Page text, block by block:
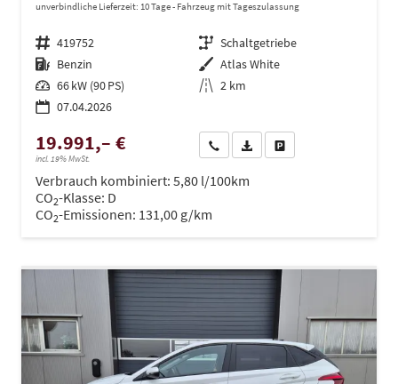
unverbindliche Lieferzeit: 10 Tage Fahrzeug mit Tageszulassung
Fahrzeugnr. 419752 Getriebe Schaltgetriebe
Kraftstoff Benzin Außenfarbe Atlas White
Leistung 66 kW (90 PS) Kilometerstand 2 km
07.04.2026
19.991,– €
incl. 19% MwSt.
Wir rufen Sie anPDF-Datei, Fahrzeugexposé
Verbrauch kombiniert: 5,80 l/100km
CO2-Klasse: D
CO2-Emissionen: 131,00 g/km